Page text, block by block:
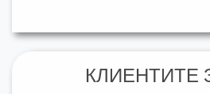
КЛИЕНТИТЕ